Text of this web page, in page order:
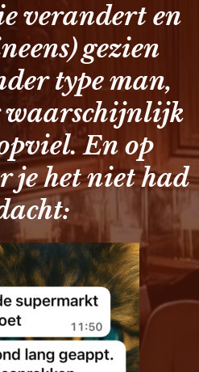
verandert en
gezien
type man,
waarschijnlijk
En op
je het niet had